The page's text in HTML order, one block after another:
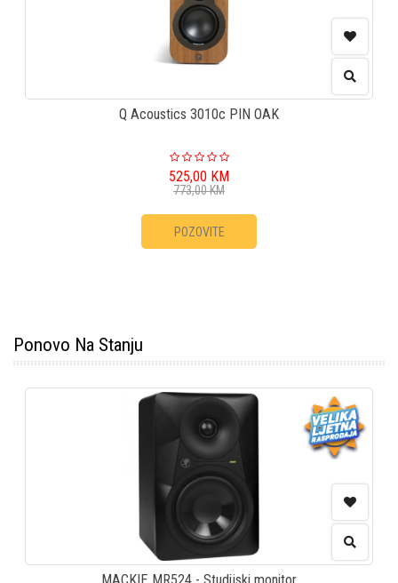
Q Acoustics 3010c PIN OAK
525,00 KM
773,00KM
POZOVITE
Ponovo Na Stanju